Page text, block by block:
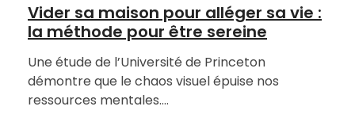
Vider sa maison pour alléger sa vie :
la méthode pour être sereine
Une étude de l’Université de Princeton
démontre que le chaos visuel épuise nos
ressources mentales.…